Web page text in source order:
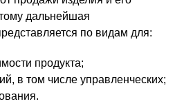
дальнейшая
по видам для:
продукта;
в том числе управленческих;